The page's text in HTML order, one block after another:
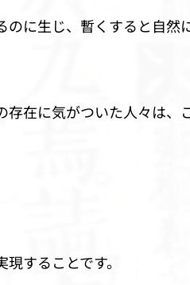
に生じ、暫くすると自然
在に気がついた人々は、
することです。